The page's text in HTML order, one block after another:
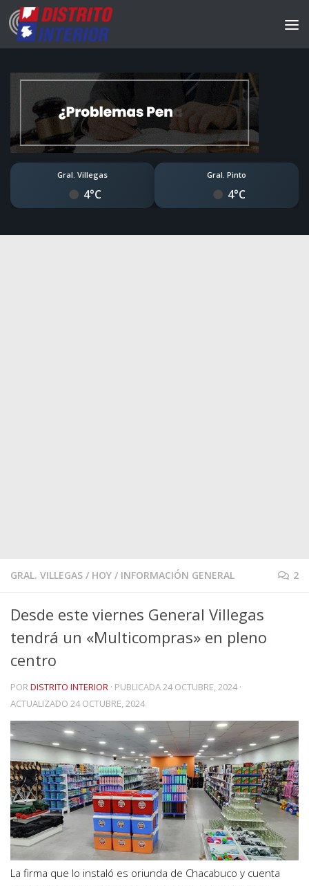
Gral. Villegas
4°C
Gral. Pinto
4°C
GRAL. VILLEGAS / HOY / INFORMACIÓN GENERAL 2
Desde este viernes General Villegas
tendrá un «Multicompras» en pleno
centro
PORDISTRITO INTERIOR · PUBLICADA24 OCTUBRE, 2024·
ACTUALIZADO 24 OCTUBRE, 2024
La firma que lo instaló es oriunda de Chacabuco y cuenta